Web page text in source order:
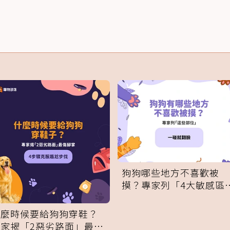
時候要給狗狗穿鞋？
揭「2惡劣路面」最傷
狗狗哪些地方不喜歡被
摸？專家列「4大敏感區